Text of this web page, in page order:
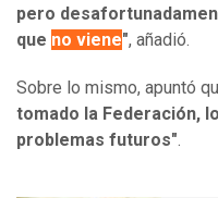
pero
que no viene", añadió.
Sobre lo mismo, apuntó
tomado la Federación,
problemas futuros".